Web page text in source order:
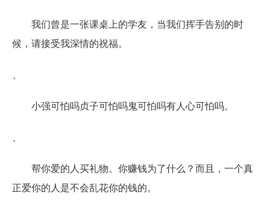
我们曾是一张课桌上的学友，当我们挥手告别的时
候，请接受我深情的祝福。
、
小强可怕吗贞子可怕吗鬼可怕吗有人心可怕吗。
、
帮你爱的人买礼物。你赚钱为了什么？而且，一个真
正爱你的人是不会乱花你的钱的。